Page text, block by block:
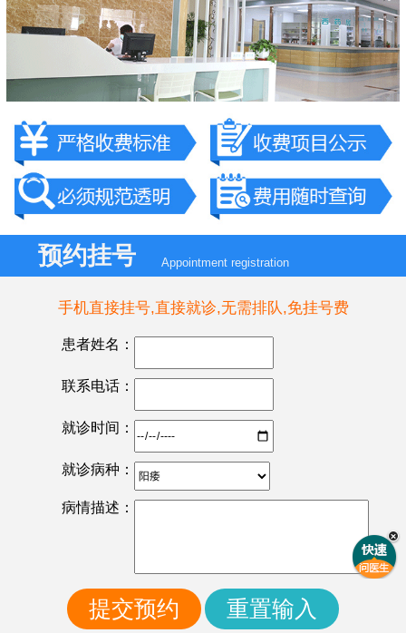
预约挂号 Appointment registration
手机直接挂号,直接就诊,无需排队,免挂号费
患者姓名：
联系电话：
就诊时间：
就诊病种：
病情描述：